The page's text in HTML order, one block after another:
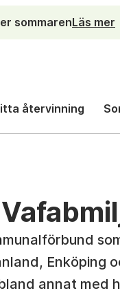
sommarenLäs mer
återvinning
Enköping
annat med